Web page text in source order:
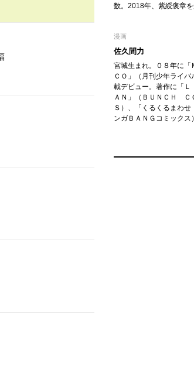
数。2018年、紫綬褒章を
漫画
佐久間力
宮城生まれ。０８年に「
ＣＯ」（月刊少年ライバ
載デビュー。著作に「Ｌ
ＡＮ」（ＢＵＮＣＨ Ｃ
Ｓ）、「くるくるまわせ
ンガＢＡＮＧコミックス